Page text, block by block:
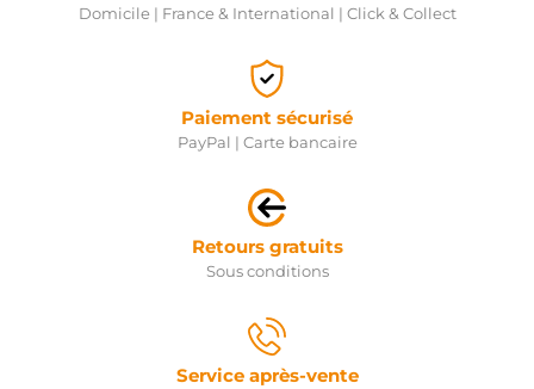
Domicile | France & International | Click & Collect
Paiement sécurisé
PayPal | Carte bancaire
Retours gratuits
Sous conditions
Service après-vente